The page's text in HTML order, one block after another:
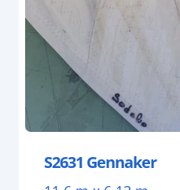
S2631 Gennaker